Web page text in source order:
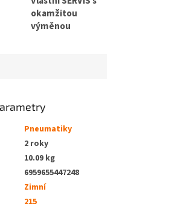
okamžitou
výměnou
Pneumatiky
2 roky
10.09 kg
6959655447248
Zimní
215